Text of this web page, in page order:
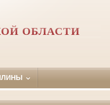
ОБЛАСТИ